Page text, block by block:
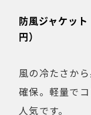
防風ジャケッ
円）
風の冷たさか
確保。軽量で
人気です。